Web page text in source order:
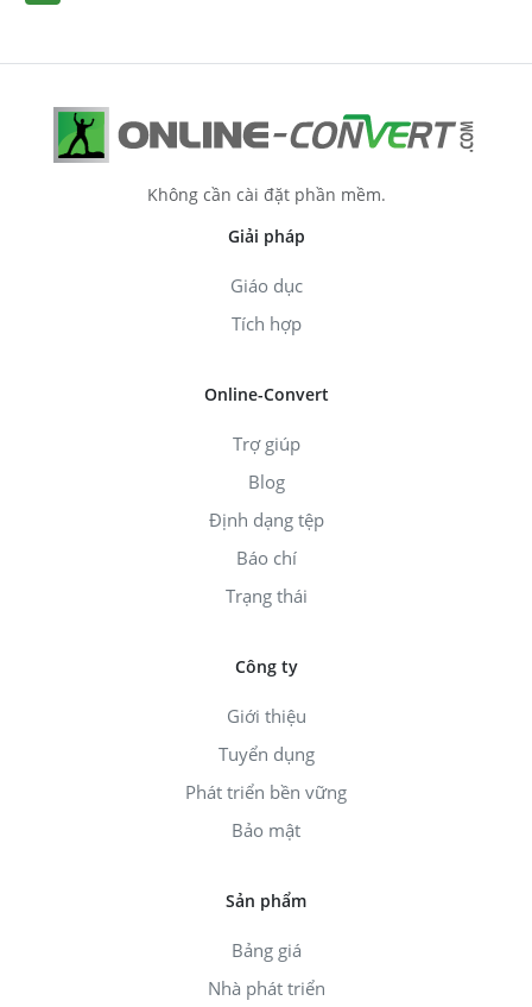
Không cần cài đặt phần mềm.
Giải pháp
Giáo dục
Tích hợp
Online-Convert
Trợ giúp
Blog
Định dạng tệp
Báo chí
Trạng thái
Công ty
Giới thiệu
Tuyển dụng
Phát triển bền vững
Bảo mật
Sản phẩm
Bảng giá
Nhà phát triển